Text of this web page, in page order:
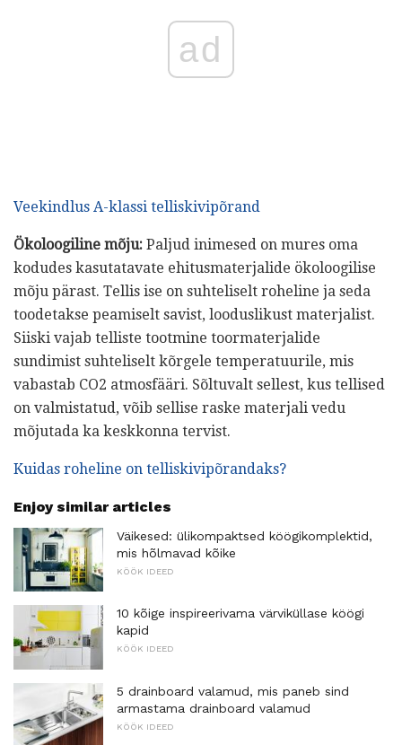
ad
Veekindlus A-klassi telliskivipõrand
Ökoloogiline mõju: Paljud inimesed on mures oma
kodudes kasutatavate ehitusmaterjalide ökoloogilise
mõju pärast. Tellis ise on suhteliselt roheline ja seda
toodetakse peamiselt savist, looduslikust materjalist.
Siiski vajab telliste tootmine toormaterjalide
sundimist suhteliselt kõrgele temperatuurile, mis
vabastab CO2 atmosfääri. Sõltuvalt sellest, kus tellised
on valmistatud, võib sellise raske materjali vedu
mõjutada ka keskkonna tervist.
Kuidas roheline on telliskivipõrandaks?
Enjoy similar articles
Väikesed: ülikompaktsed köögikomplektid,
mis hõlmavad kõike
KÖÖK IDEED
10 kõige inspireerivama värviküllase köögi
kapid
KÖÖK IDEED
5 drainboard valamud, mis paneb sind
armastama drainboard valamud
KÖÖK IDEED